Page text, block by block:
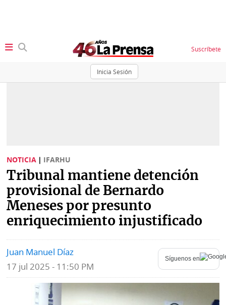
Inicia Sesión
Suscríbete
Sociedad
Judiciales
Política
Economía
Deportes
Tecnología
Status
K
Vivir+
Opinión
Fotografías
Videos
NOTICIA | IFARHU
Tribunal mantiene detención
provisional de Bernardo
Meneses por presunto
enriquecimiento injustificado
Juan Manuel Díaz
17 jul 2025 - 11:50 PM
Síguenos en